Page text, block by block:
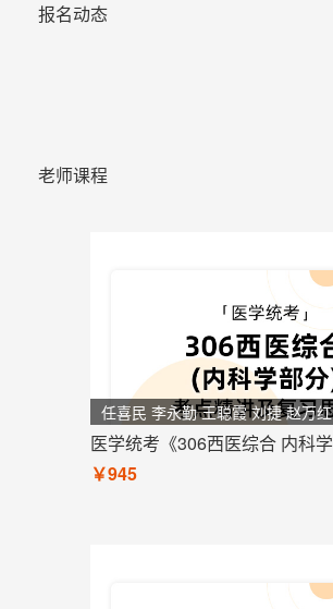
报名动态
老师课程
任喜民 李永勤 王聪霞 刘捷 赵万红
￥945